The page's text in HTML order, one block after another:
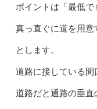
ポイントは「最低で
真っ直ぐに道を用意
とします。
道路に接している
道路だと通路の垂直